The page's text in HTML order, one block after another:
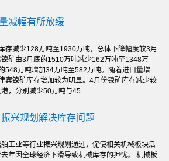
减幅有所放缓
存减少128万吨至1930万吨，总体下降幅度较3月
矿由3月底的1510万吨减少162万吨至1348万
548万吨增加34万吨至582万吨。随着进口量增
宾镍矿库存增加较为明显。4月份镍矿库存减少较
，分别减少50万吨与45...
兴规划解决库存问题
工业等行业振兴规划通过，促使相关机械板块活
年因全球经济下滑导致机械库存的担忧。 机械板